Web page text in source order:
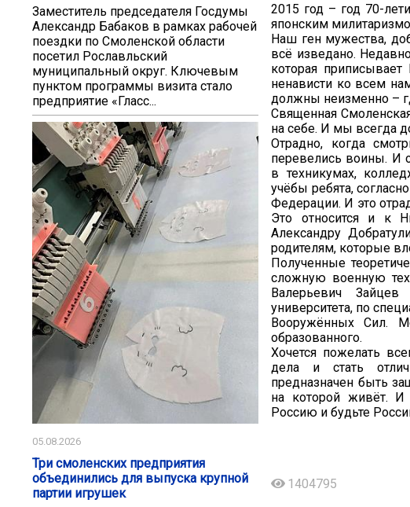
Заместитель председателя Госдумы
Александр Бабаков в рамках рабочей
поездки по Смоленской области
посетил Рославльский
муниципальный округ. Ключевым
пунктом программы визита стало
предприятие «Гласс...
05.08.2026
Три смоленских предприятия
объединились для выпуска крупной
партии игрушек
2015 год – год 70-
японским
Наш ген мужества,
всё изведано.
которая
ненависти ко всем
должны неизменно –
Священная
на себе. И мы всегда
Отрадно, когда
перевелись воины. И
в техникумах,
учёбы ребята,
Федерации. И это
Это относится и к
Александру
родителям, которые
Полученные
сложную военную
Валерьевич Зайцев
университета, по
Вооружённых Сил.
образованного.
Хочется пожелать
дела и стать
предназначен быть
на которой живёт. И
Россию и будьте
1404795